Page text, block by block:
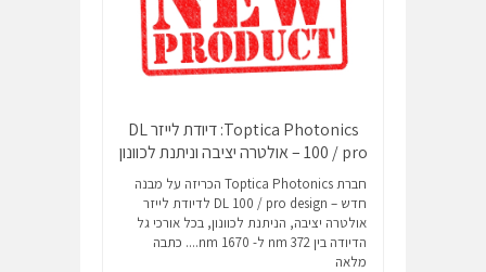
Toptica Photonics: דיודת לייזר DL
100 / pro – אולטרה יציבה וניתנת לכוונון
חברת Toptica Photonics הכריזה על מבנה
חדש – DL 100 / pro design לדיודת לייזר
אולטרה יציבה, הניתנת לכוונון, בכל אורכי גל
הדיודה בין 372 nm ל- 1670 nm....
כתבה
מלאה